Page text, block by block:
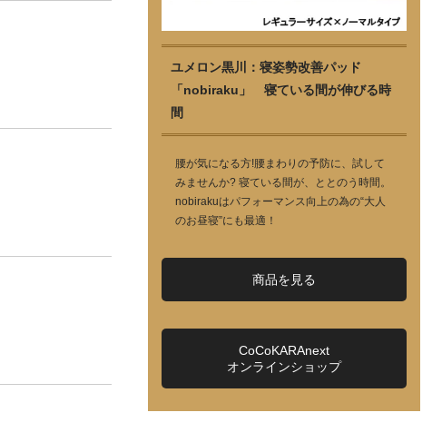
ユメロン黒川：寝姿勢改善パッド
「nobiraku」 寝ている間が伸びる時
間
腰が気になる方!腰まわりの予防に、試して
みませんか? 寝ている間が、ととのう時間。
nobirakuはパフォーマンス向上の為の“大人
のお昼寝”にも最適！
商品を見る
CoCoKARAnext
オンラインショップ